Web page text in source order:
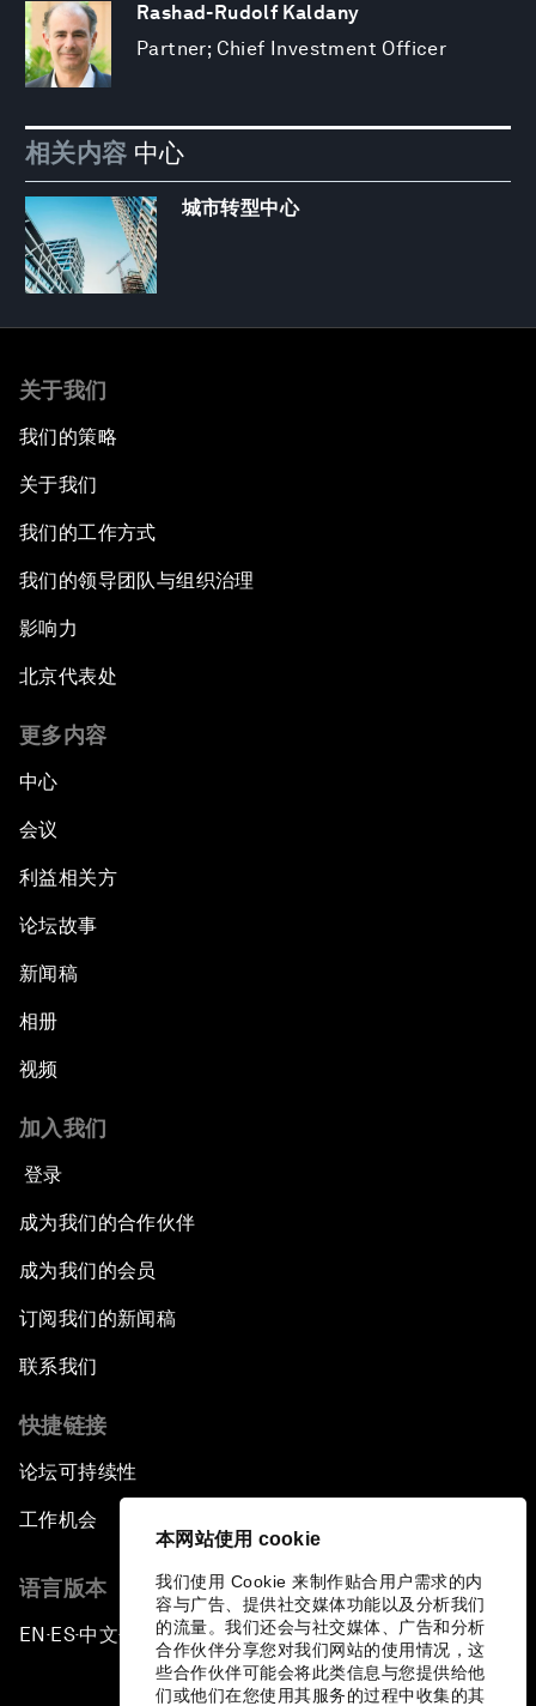
本网站使用 cookie
我们使用 Cookie 来制作贴合用户需求的内
容与广告、提供社交媒体功能以及分析我们
的流量。我们还会与社交媒体、广告和分析
合作伙伴分享您对我们网站的使用情况，这
些合作伙伴可能会将此类信息与您提供给他
们或他们在您使用其服务的过程中收集的其
Rashad-Rudolf Kaldany
Partner; Chief Investment Officer
相关内容 中心
城市转型中心
关于我们
我们的策略
关于我们
我们的工作方式
我们的领导团队与组织治理
影响力
北京代表处
更多内容
中心
会议
利益相关方
论坛故事
新闻稿
相册
视频
加入我们
登录
成为我们的合作伙伴
成为我们的会员
订阅我们的新闻稿
联系我们
快捷链接
论坛可持续性
工作机会
语言版本
EN ▪ES▪中文▪ 日本語